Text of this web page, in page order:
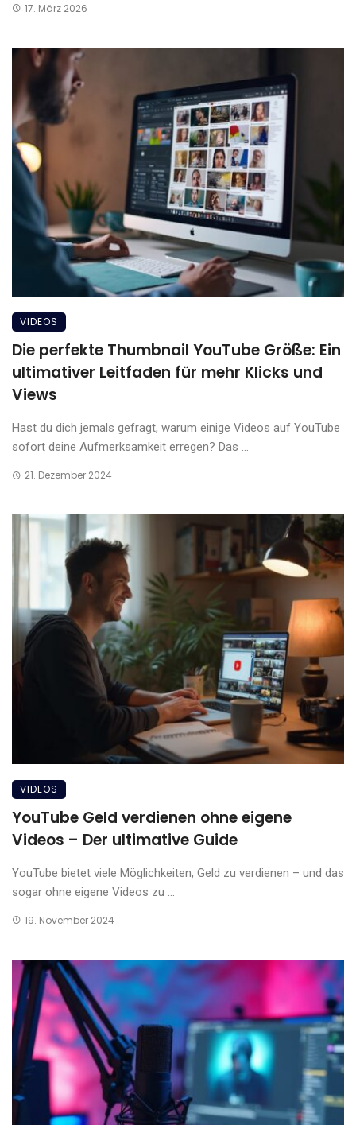
17. März 2026
VIDEOS
Die perfekte Thumbnail YouTube Größe: Ein
ultimativer Leitfaden für mehr Klicks und
Views
Hast du dich jemals gefragt, warum einige Videos auf YouTube
sofort deine Aufmerksamkeit erregen? Das ...
21. Dezember 2024
VIDEOS
YouTube Geld verdienen ohne eigene
Videos – Der ultimative Guide
YouTube bietet viele Möglichkeiten, Geld zu verdienen – und das
sogar ohne eigene Videos zu ...
19. November 2024